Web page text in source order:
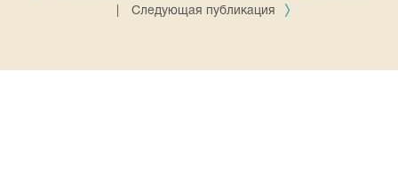
Следующая публикация